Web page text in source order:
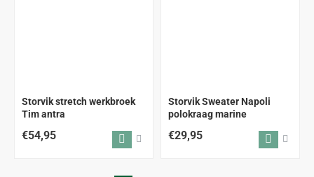
Storvik stretch werkbroek
Tim antra
€54,95
Storvik Sweater Napoli
polokraag marine
€29,95